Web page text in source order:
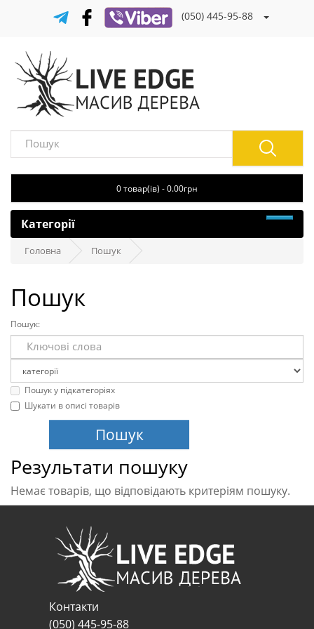
(050) 445-95-88
0 товар(ів) - 0.00грн
Категорії
Головна Пошук
Пошук
Пошук:
Пошук у підкатегоріях
Шукати в описі товарів
Результати пошуку
Немає товарів, що відповідають критеріям пошуку.
Контакти
(050) 445-95-88